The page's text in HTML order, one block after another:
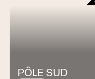
PÔLE SUD